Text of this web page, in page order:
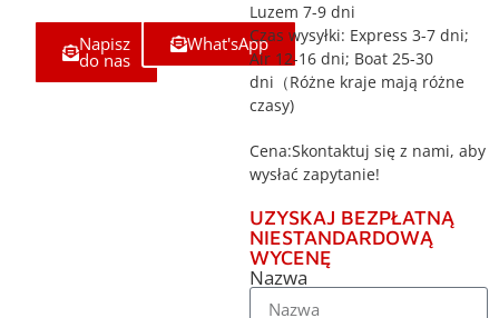
Napisz
do nas
What'sApp
Luzem 7-9 dni
Czas wysyłki: Express 3-7 dni;
Air 12-16 dni; Boat 25-30
dni（Różne kraje mają różne
czasy)
Cena:Skontaktuj się z nami, aby
wysłać zapytanie!
UZYSKAJ BEZPŁATNĄ
NIESTANDARDOWĄ
WYCENĘ
Nazwa